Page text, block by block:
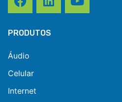
PRODUTOS
Áudio
Celular
Internet